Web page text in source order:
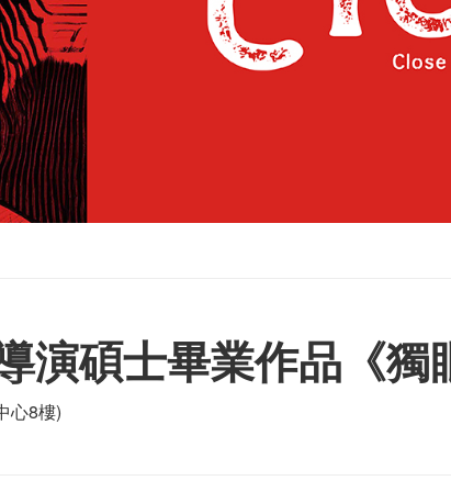
演碩士畢業作品《獨
心8樓)